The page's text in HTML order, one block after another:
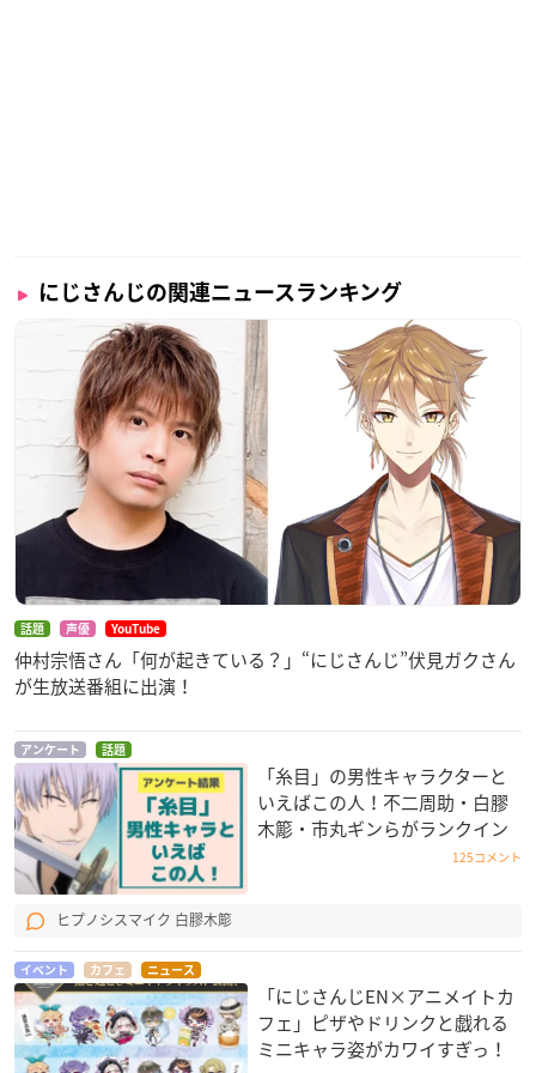
にじさんじの関連ニュースランキング
話題 声優 YouTube
仲村宗悟さん「何が起きている？」“にじさんじ”伏見ガクさん
が生放送番組に出演！
アンケート 話題
「糸目」の男性キャラクターと
いえばこの人！不二周助・白膠
木簓・市丸ギンらがランクイン
125コメント
ヒプノシスマイク 白膠木簓
イベント カフェ ニュース
「にじさんじEN×アニメイトカ
フェ」ピザやドリンクと戯れる
ミニキャラ姿がカワイすぎっ！